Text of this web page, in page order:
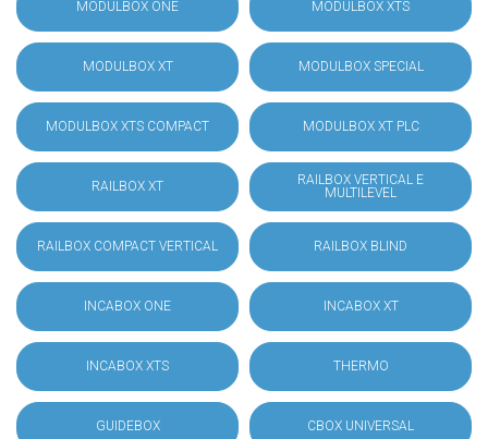
MODULBOX ONE MODULBOX XTS
MODULBOX XT MODULBOX SPECIAL
MODULBOX XTS COMPACT MODULBOX XT PLC
RAILBOX XT
RAILBOX VERTICAL E
MULTILEVEL
RAILBOX COMPACT VERTICAL RAILBOX BLIND
INCABOX ONE INCABOX XT
INCABOX XTS THERMO
GUIDEBOX CBOX UNIVERSAL